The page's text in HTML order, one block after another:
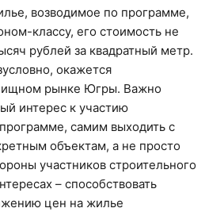
возводимое по программе,
классу, его стоимость не
рублей за квадратный метр.
окажется
рынке Югры. Важно
интерес к участию
самим выходить с
объектам, а не просто
участников строительного
– способствовать
цен на жилье